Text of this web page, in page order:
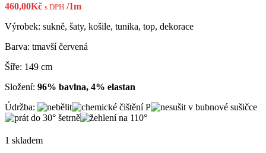
460,00Kč s DPH /1m
Výrobek: sukně, šaty, košile, tunika, top, dekorace
Barva: tmavší červená
Šíře: 149 cm
Složení: 96% bavlna, 4% elastan
Údržba:
1 skladem